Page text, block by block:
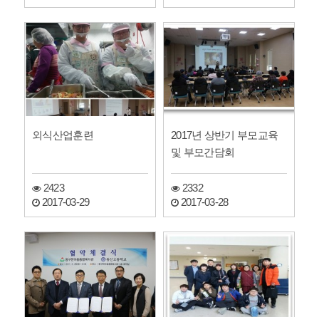
외식산업훈련
2423
2017-03-29
2017년 상반기 부모교육
및 부모간담회
2332
2017-03-28